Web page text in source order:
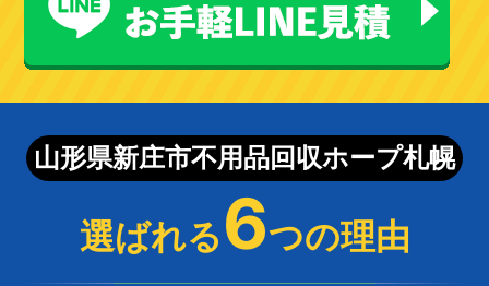
山形県新庄市不用品回収ホープ札幌
選ばれる6つの理由